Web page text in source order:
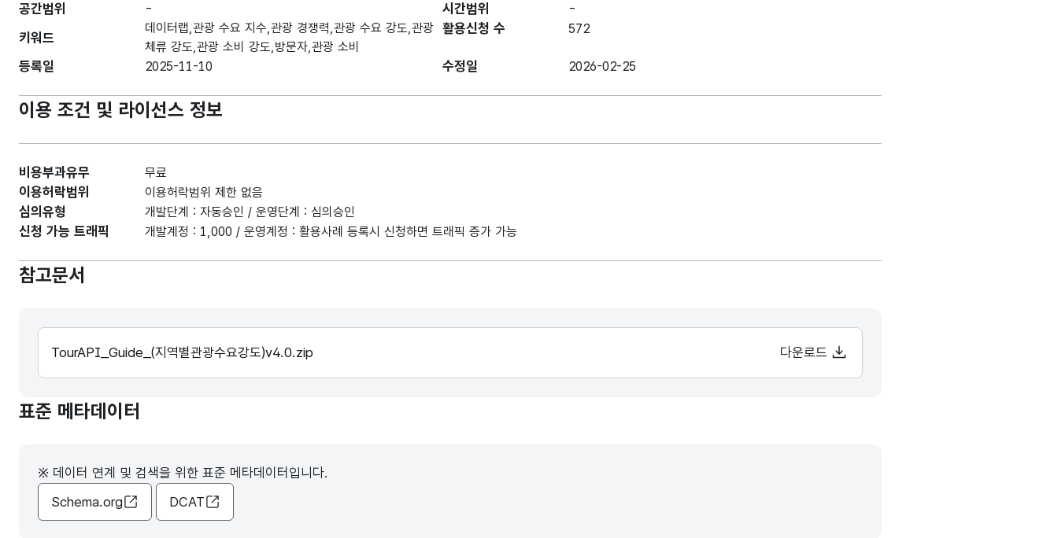
공간범위 - 시간범위 -
키워드
데이터랩,관광 수요 지수,관광 경쟁력,관광 수요 강도,관광
체류 강도,관광 소비 강도,방문자,관광 소비
활용신청 수 572
등록일 2025-11-10 수정일 2026-02-25
이용 조건 및 라이선스 정보
비용부과유무 무료
이용허락범위 이용허락범위 제한 없음
심의유형 개발단계 : 자동승인 / 운영단계 : 심의승인
신청 가능 트래픽 개발계정 : 1,000 / 운영계정 : 활용사례 등록시 신청하면 트래픽 증가 가능
참고문서
TourAPI_Guide_(지역별관광수요강도)v4.0.zip 다운로드
표준 메타데이터
※ 데이터 연계 및 검색을 위한 표준 메타데이터입니다.
Schema.org
DCAT